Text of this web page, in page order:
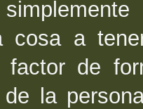
cosa a
factor de
de la